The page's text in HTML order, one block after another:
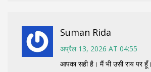
Suman Rida
अप्रैल 13, 2026 AT 04:55
आपका सही है। मैं भी उसी राय पर हूँ।